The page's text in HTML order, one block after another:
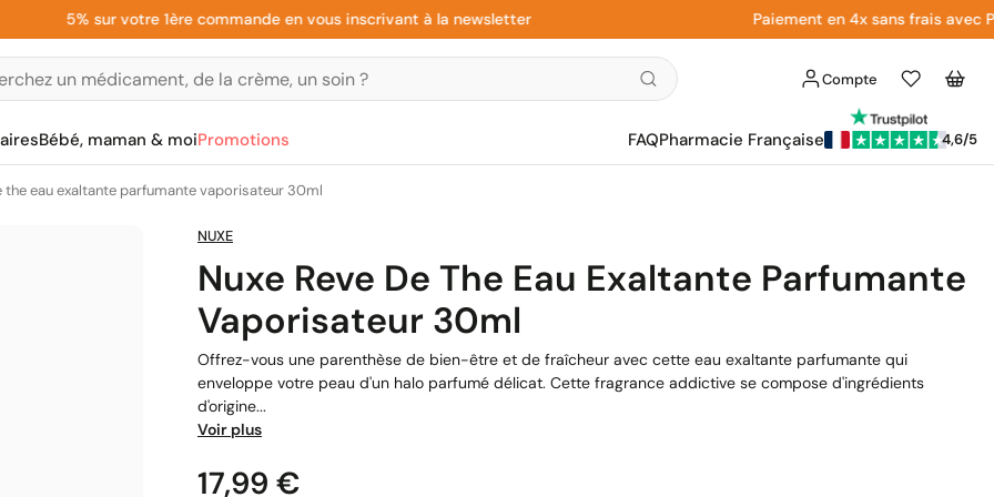
5% sur votre 1ère commande en vous inscrivant à la newsletter Paiement en 4x sans frais avec
Compte
Liste
d'envies
Panier
Bébé, maman & moiPromotions FAQPharmacie Française 4,6/5
the eau exaltante parfumante vaporisateur 30ml
NUXE
Nuxe Reve De The Eau Exaltante Parfumante
Vaporisateur 30ml
Offrez-vous une parenthèse de bien-être et de fraîcheur avec cette eau exaltante parfumante qui
enveloppe votre peau d'un halo parfumé délicat. Cette fragrance addictive se compose d'ingrédients
d'origine...
Voir plus
Prix
17,99 €